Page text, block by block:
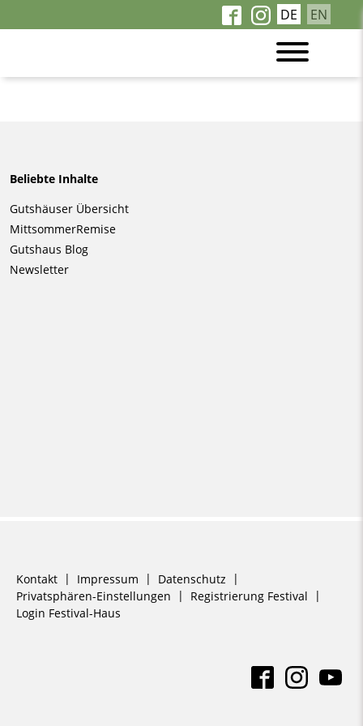
DE EN
Beliebte Inhalte
Navigation
überspringen
Gutshäuser Übersicht
MittsommerRemise
Gutshaus Blog
Newsletter
Navigation
überspringen
Kontakt Impressum
Datenschutz
Privatsphären-Einstellungen
Registrierung Festival
Login Festival-Haus